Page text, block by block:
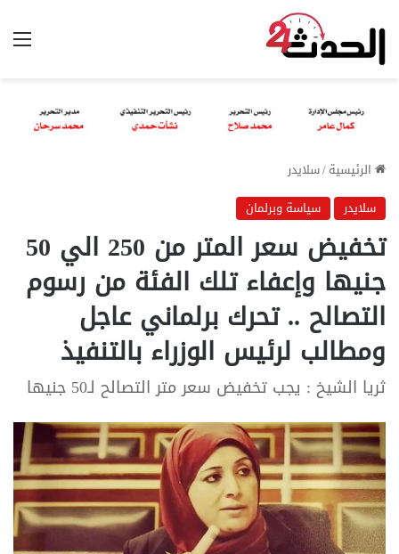
الرئيسية/سلايدر
سلايدر
سياسة وبرلمان
تخفيض سعر المتر من 250 الي 50
جنيها وإعفاء تلك الفئة من رسوم
التصالح .. تحرك برلماني عاجل
ومطالب لرئيس الوزراء بالتنفيذ
ثريا الشيخ : يجب تخفيض سعر متر التصالح لـ50 جنيها